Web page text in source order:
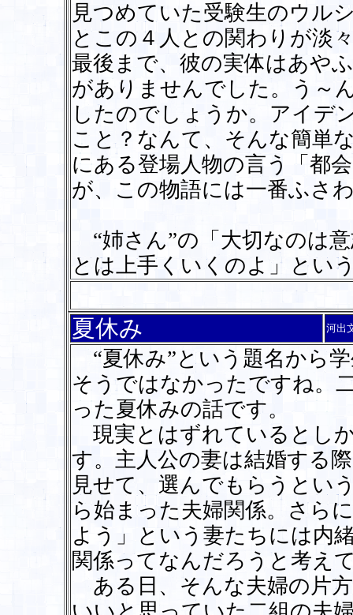
見つめていた受験生のウル
とこの４人との関わりが淡
最後まで、彼の実体はあや
がありませんでした。う～
したのでしょうか。アイデ
こと？なんて、そんな簡単
にある登場人物の言う「都
が、この物語には一番ふさ
“姉さん”の「大切なのは
とは上手くいくのよ」とい
夏休み 河出
“夏休み”という題名から
そうではなかったですね。
った夏休みの話です。
現実とはずれているとし
す。主人公の妻は結婚する
見せて、選んでもらうとい
ら始まった夫婦関係。さら
よう」という妻たちには内
関係ってなんだろうと考え
ある日、そんな夫婦の片